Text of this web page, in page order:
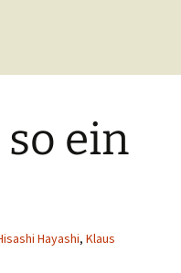
Textos em Português
ein
Hayashi, Klaus